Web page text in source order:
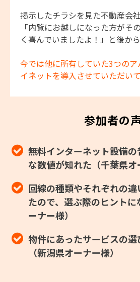
掲示したチラシを見た不動産会
「内覧にお越しになった方がそ
く喜んでいましたよ！」と後か
今では他に所有していた3つの
イネットを導入させていただいて
参加者の
無料インターネット設備
な数値が知れた（千葉県オ
回線の種類やそれぞれの
たので、選ぶ際のヒント
ーナー様）
物件にあったサービスの
（新潟県オーナー様）